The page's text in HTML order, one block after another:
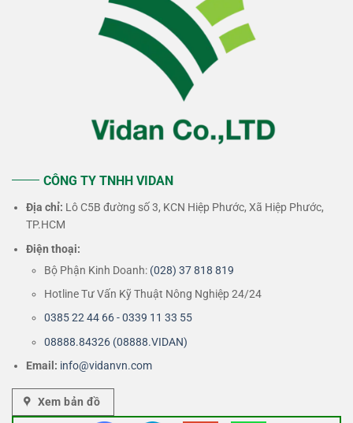
CÔNG TY TNHH VIDAN
Địa chỉ: Lô C5B đường số 3, KCN Hiệp Phước, Xã Hiệp Phước,
TP.HCM
Điện thoại:
Bộ Phận Kinh Doanh: (028) 37 818 819
Hotline Tư Vấn Kỹ Thuật Nông Nghiệp 24/24
0385 22 44 66 - 0339 11 33 55
08888.84326 (08888.VIDAN)
Email: info@vidanvn.com
Xem bản đồ